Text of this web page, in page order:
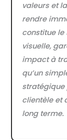
valeurs et
rendre
constitue
visuelle,
impact à
qu’un
stratégique
clientèle et
long terme.